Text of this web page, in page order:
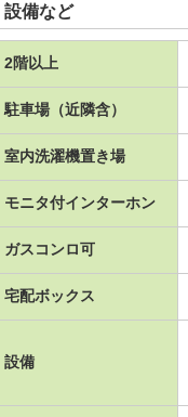
設備など
2階以上
駐車場（近隣含）
室内洗濯機置き場
モニタ付インターホン
ガスコンロ可
宅配ボックス
設備